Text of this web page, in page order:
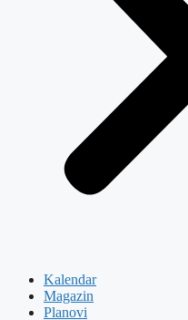
Kalendar
Magazin
Planovi